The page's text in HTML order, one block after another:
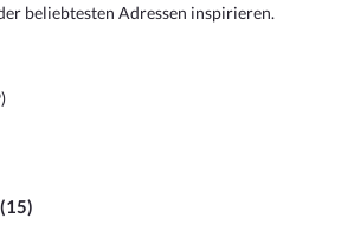
beliebtesten Adressen inspirieren.